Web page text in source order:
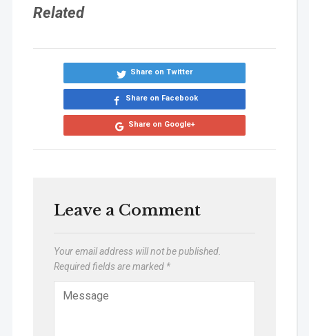
Related
Share on Twitter
Share on Facebook
Share on Google+
Leave a Comment
Your email address will not be published.
Required fields are marked *